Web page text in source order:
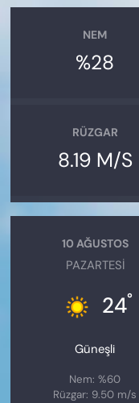
NEM
%28
RÜZGAR
8.19 M/S
10 AĞUSTOS
PAZARTESI
24°
Güneşli
Nem: %60
Rüzgar: 9.50 m/s